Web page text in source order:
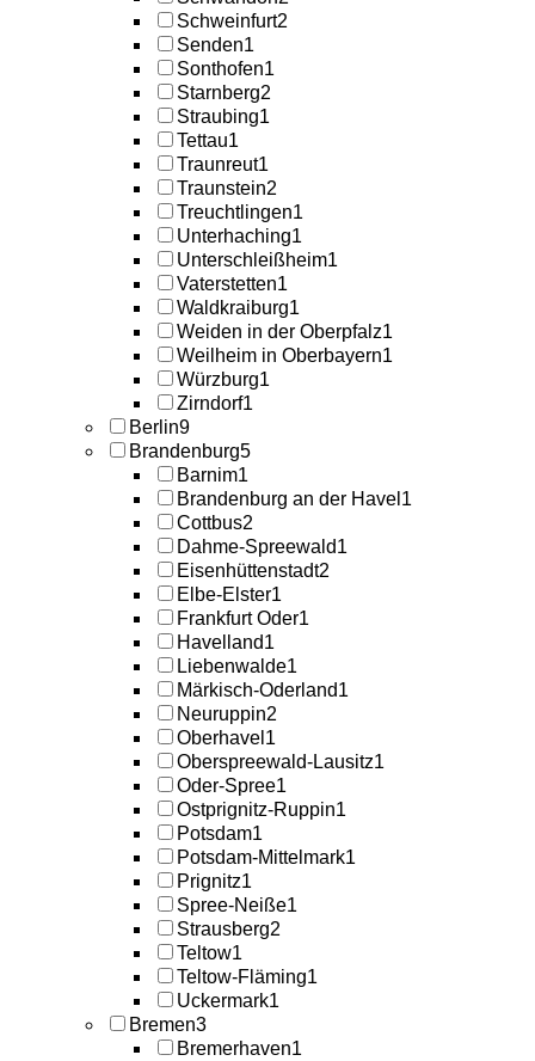
Schweinfurt2
Senden1
Sonthofen1
Starnberg2
Straubing1
Tettau1
Traunreut1
Traunstein2
Treuchtlingen1
Unterhaching1
Unterschleißheim1
Vaterstetten1
Waldkraiburg1
Weiden in der Oberpfalz1
Weilheim in Oberbayern1
Würzburg1
Zirndorf1
Berlin9
Brandenburg5
Barnim1
Brandenburg an der Havel 1
Cottbus2
Dahme-Spreewald1
Eisenhüttenstadt2
Elbe-Elster1
Frankfurt Oder1
Havelland1
Liebenwalde1
Märkisch-Oderland1
Neuruppin2
Oberhavel 1
Oberspreewald-Lausitz1
Oder-Spree1
Ostprignitz-Ruppin1
Potsdam1
Potsdam-Mittelmark1
Prignitz1
Spree-Neiße1
Strausberg2
Teltow1
Teltow-Fläming1
Uckermark1
Bremen3
Bremerhaven1